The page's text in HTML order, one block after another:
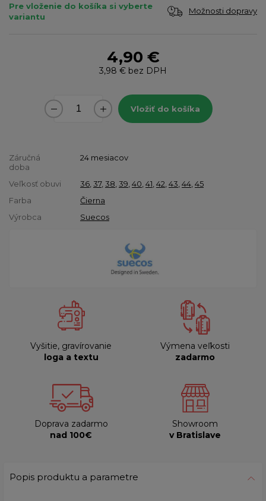
Pre vloženie do košíka si vyberte
variantu
Možnosti dopravy
4,90 €
3,98 € bez DPH
Vložiť do košíka
Záručná
doba
24 mesiacov
Veľkosť obuvi 36 37, 38 39 40 41 42 43 44 45
Farba
Čierna
Výrobca
Suecos
Vyšitie, gravírovanie
loga a textu
Výmena veľkosti
zadarmo
Doprava zadarmo
nad 100€
Showroom
v Bratislave
Popis produktu a parametre